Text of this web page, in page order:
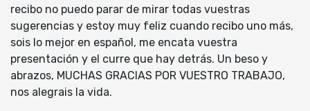
recibo no puedo parar de mirar todas vuestras
sugerencias y estoy muy feliz cuando recibo uno más,
sois lo mejor en español, me encata vuestra
presentación y el curre que hay detrás. Un beso y
abrazos, MUCHAS GRACIAS POR VUESTRO TRABAJO,
nos alegrais la vida.